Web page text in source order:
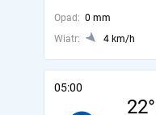
Opad: 0 mm
Wiatr:
4 km/h
05:00